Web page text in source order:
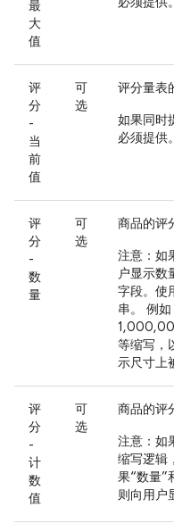
最
大
值
评
分
-
当
前
值
可
选
评分量表
如果同时
必须提供。
评
分
-
数
量
可
选
商品的评
注意 ：
户显示数
字段。使
串。 例
等缩写，
示尺寸上
评
分
-
计
数
值
可
选
商品的评
注意 ：
缩写逻辑
果“数量”
则向用户